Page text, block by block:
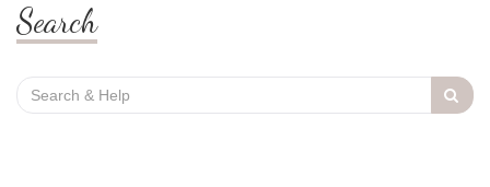
Search
Search
for: